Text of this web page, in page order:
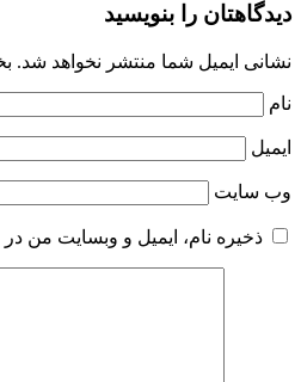
دیدگاهتان را بنویسید
نشانی ایمیل شما منتشر نخواهد شد.
نام
ایمیل
وب‌ سایت
ذخیره نام، ایمیل و وبسایت من